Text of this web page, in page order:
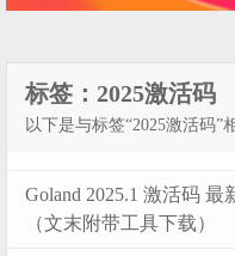
标签：2025激活码
以下是与标签“2025激活码”
Goland 2025.1 激活码
（文末附带工具下载）